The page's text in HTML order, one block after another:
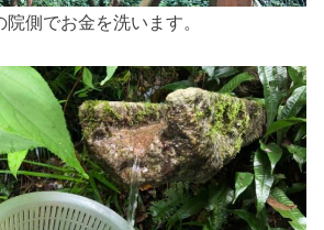
側でお金を洗います。